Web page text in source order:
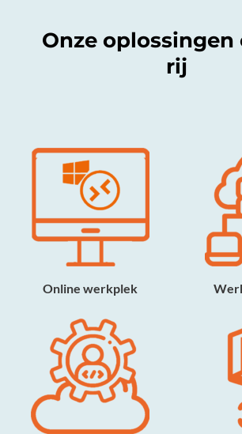
Onze oplossingen
rij
Online werkplek